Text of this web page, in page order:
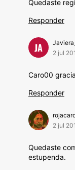
Quedaste
Responder
JA
2 jul
Caro00
Responder
2 jul
Quedaste
estupenda.